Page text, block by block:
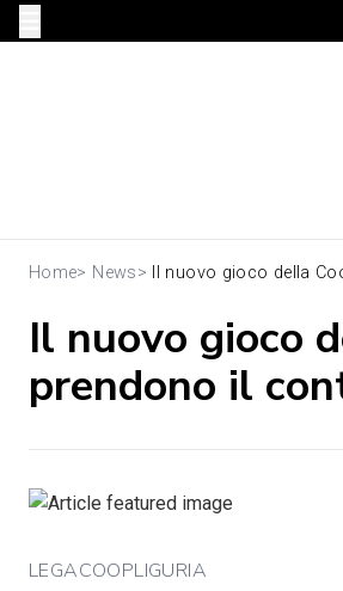
Home> News> Il nuovo gioco della
Il nuovo gioco
prendono il
LEGACOOPLIGURIA